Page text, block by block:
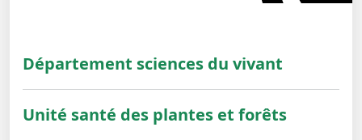
Département sciences du vivant
Unité santé des plantes et forêts